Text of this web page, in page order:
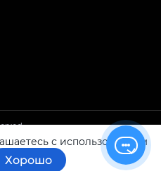
с использованием
Хорошо